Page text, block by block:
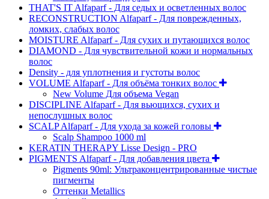
THAT'S IT Alfaparf - Для седых и осветленных волос
RECONSTRUCTION Alfaparf - Для поврежденных,
ломких, слабых волос
MOISTURE Alfaparf - Для сухих и путающихся волос
DIAMOND - Для чувствительной кожи и нормальных
волос
Density - для уплотнения и густоты волос
VOLUME Alfaparf - Для объёма тонких волос
New Volume Для объема Vegan
DISCIPLINE Alfaparf - Для вьющихся, сухих и
непослушных волос
SCALP Alfaparf - Для ухода за кожей головы
Scalp Shampoo 1000 ml
KERATIN THERAPY Lisse Design - PRO
PIGMENTS Alfaparf - Для добавления цвета
Pigments 90ml: Ультраконцентрированные чистые
пигменты
Оттенки Metallics